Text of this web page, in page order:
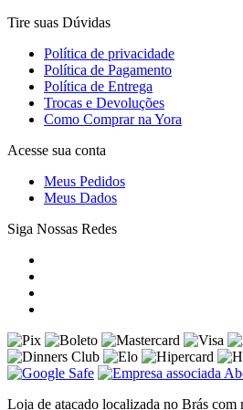
Tire suas Dúvidas
Política de privacidade
Política de Pagamento
Política de Entrega
Trocas e Devoluções
Como Comprar na Yora
Acesse sua conta
Meus Pedidos
Meus Dados
Siga Nossas Redes
Loja de atacado localizada no Brás com